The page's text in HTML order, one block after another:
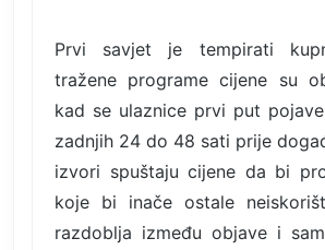
Prvi savjet je tempirati
tražene programe cijene su
kad se ulaznice prvi put
zadnjih 24 do 48 sati prije
izvori spuštaju cijene da bi
koje bi inače ostale
razdoblja između objave i